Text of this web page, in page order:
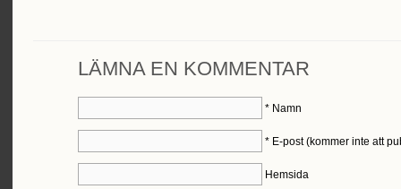
LÄMNA EN KOMMENTAR
*Namn
*E-post (kommer inte att
Hemsida